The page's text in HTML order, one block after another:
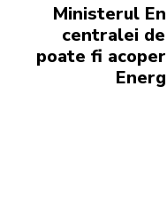
Ministerul
centralei de
poate fi